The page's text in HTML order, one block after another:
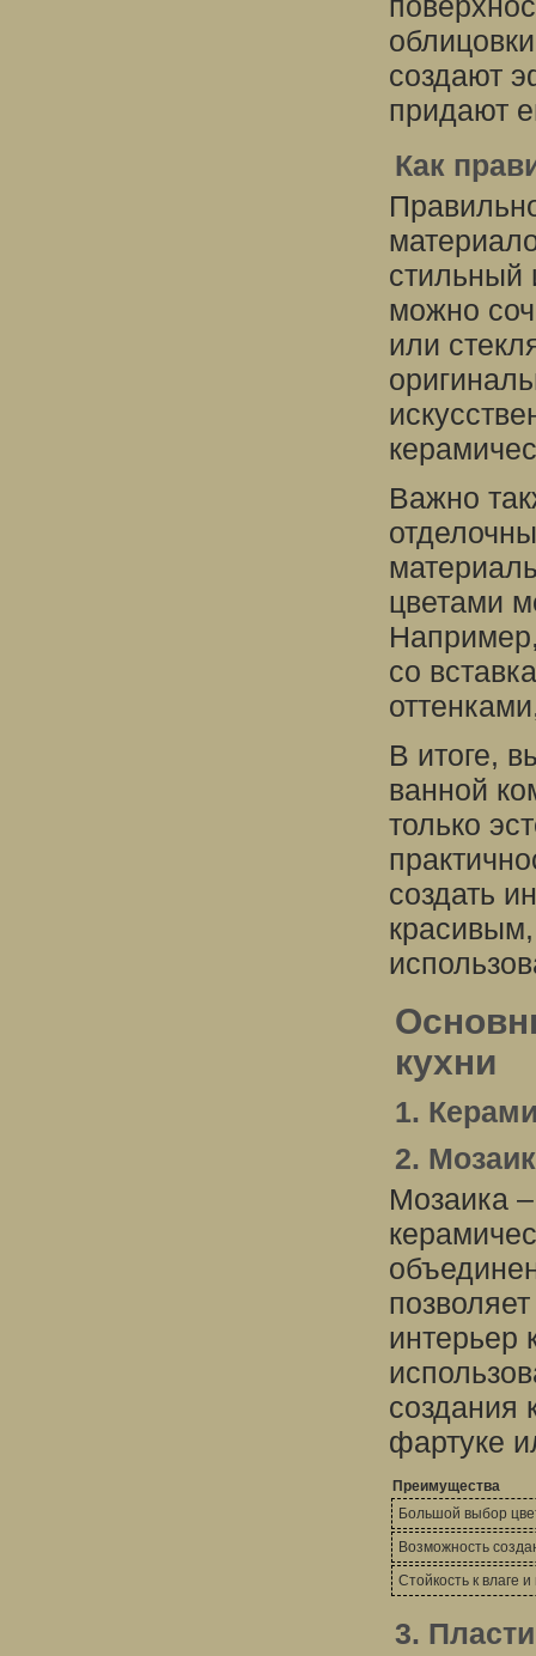
создают
придают
Как
стильный
можно
или
Важно
цветами
со
В итоге,
ванной
только
создать
кухни
1.
2.
Мозаика
интерьер
создания
фартуке
Преимущества
Большой выбор
Возможность
Стойкость к влаге и
3.